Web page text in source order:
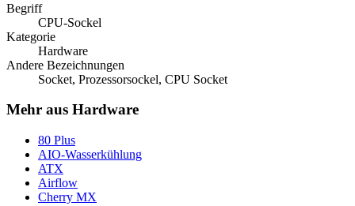
Begriff
CPU-Sockel
Kategorie
Hardware
Andere Bezeichnungen
Socket, Prozessorsockel, CPU Socket
Mehr aus Hardware
80 Plus
AIO-Wasserkühlung
ATX
Airflow
Cherry MX